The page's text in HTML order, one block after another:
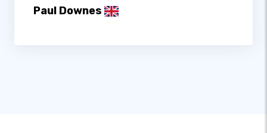
Paul Downes